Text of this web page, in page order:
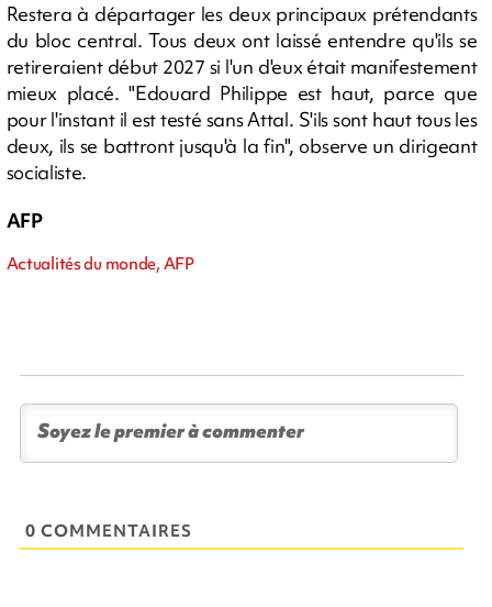
Restera à départager les deux principaux prétendants
du bloc central. Tous deux ont laissé entendre qu'ils se
retireraient début 2027 si l'un d'eux était manifestement
mieux placé. "Edouard Philippe est haut, parce que
pour l'instant il est testé sans Attal. S'ils sont haut tous les
deux, ils se battront jusqu'à la fin", observe un dirigeant
socialiste.
AFP
Actualités du monde, AFP
0 COMMENTAIRES